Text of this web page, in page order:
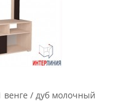
венге / дуб молочный